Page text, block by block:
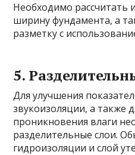
Необходимо рассчитать
ширину фундамента, а
разметку с
5.
Для улучшения
звукоизоляции, а также
проникновения влаги
разделительные слои.
гидроизоляции и слой